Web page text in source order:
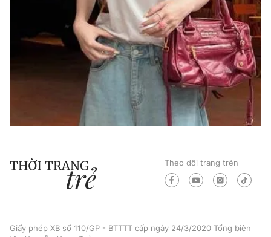
Theo dõi trang trên
Giấy phép XB số 110/GP - BTTTT cấp ngày 24/3/2020 Tổng biên